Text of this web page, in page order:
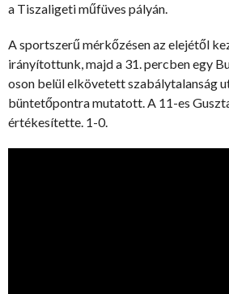
a Tiszaligeti műfüves pályán.
A sportszerű mérkőzésen az elejétől
irányítottunk, majd a 31. percben egy
oson belül elkövetett szabálytalanság
büntetőpontra mutatott. A 11-es
értékesítette. 1-0.